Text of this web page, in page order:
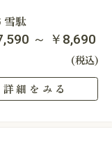
雪駄
～ ￥8,690
(税込)
詳細をみる